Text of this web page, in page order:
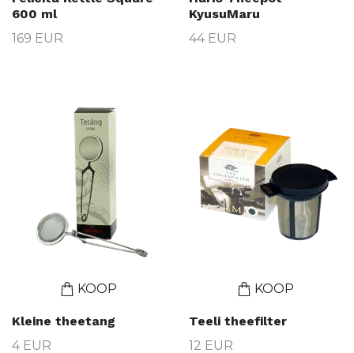
600 ml
169 EUR
KyusuMaru
44 EUR
KOOP
Kleine theetang
4 EUR
KOOP
Teeli theefilter
12 EUR